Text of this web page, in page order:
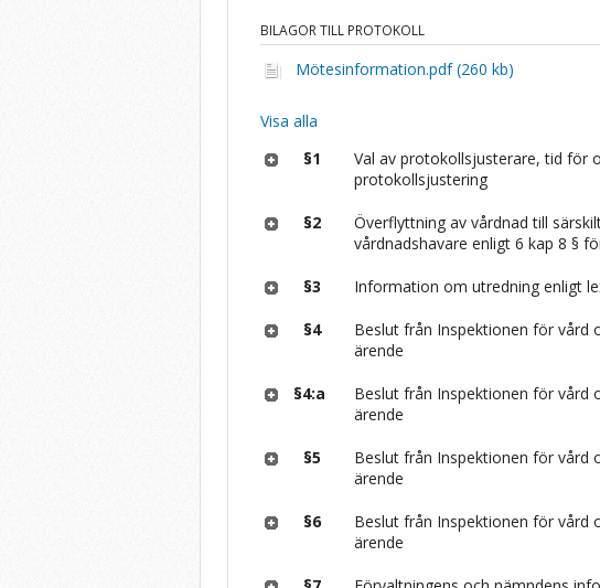
BILAGOR TILL PROTOKOLL
Mötesinformation.pdf (260 kb)
Visa alla
§1
Val av protokollsjusterare, tid för
protokollsjustering
§2
Överflyttning av vårdnad till
vårdnadshavare enligt 6 kap 8 §
§3 Information om utredning enligt
§4
Beslut från Inspektionen för vård
ärende
§4:a
Beslut från Inspektionen för vård
ärende
§5
Beslut från Inspektionen för vård
ärende
§6
Beslut från Inspektionen för vård
ärende